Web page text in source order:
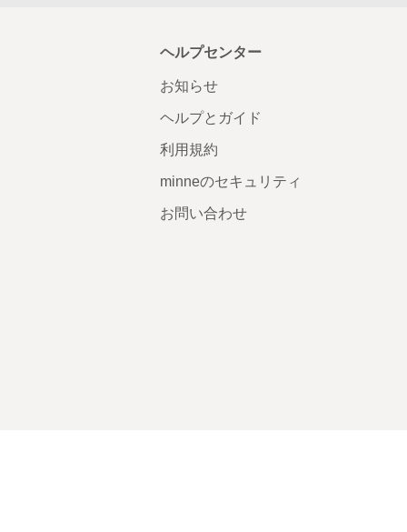
ヘルプセンター
お知らせ
ヘルプとガイド
利用規約
minneのセキュリティ
お問い合わせ